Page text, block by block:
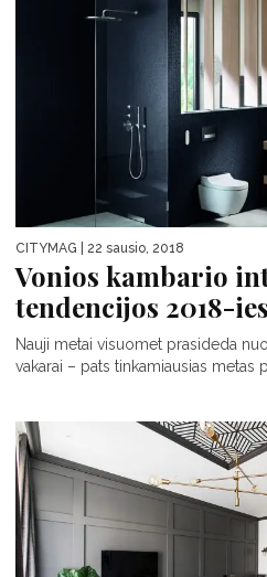
CITYMAG | 22 sausio, 2018
Vonios kambario
tendencijos 2018-
Nauji metai visuomet prasideda
vakarai – pats tinkamiausias metas